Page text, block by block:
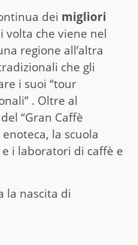
dei migliori
volta che viene nel
regione all’altra
che gli
i suoi “tour
. Oltre al
“Gran Caffè
enoteca, la scuola
i laboratori di caffè e
la nascita di